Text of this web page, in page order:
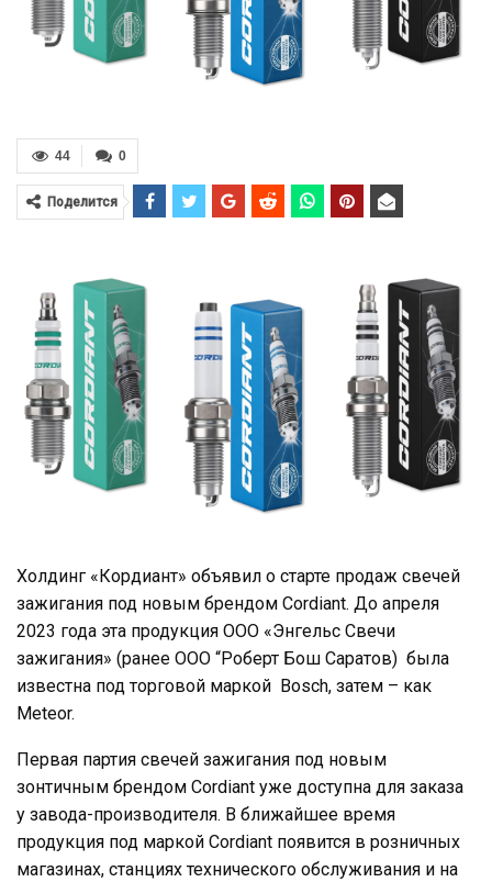
0
44
Поделится
Холдинг «Кордиант» объявил о старте продаж свечей
зажигания под новым брендом Cordiant. До апреля
2023 года эта продукция ООО «Энгельс Свечи
зажигания» (ранее ООО “Роберт Бош Саратов) была
известна под торговой маркой Bosch, затем – как
Meteor.
Первая партия свечей зажигания под новым
зонтичным брендом Cordiant уже доступна для заказа
у завода-производителя. В ближайшее время
продукция под маркой Cordiant появится в розничных
магазинах, станциях технического обслуживания и на